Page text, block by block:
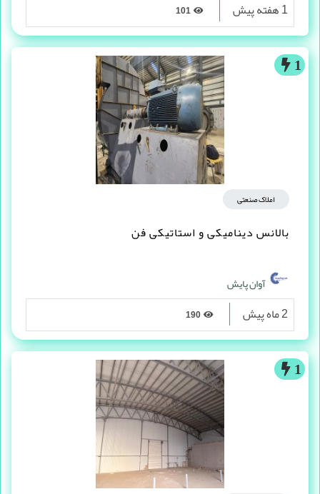
1 هفته پیش
1
املاک صنعتی
بالانس دینامیکی و استاتیکی فن
آوان پایش
2 ماه پیش
1